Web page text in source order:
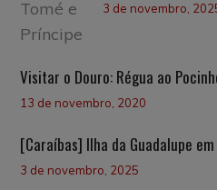
3 de novembro,
Visitar o Douro: Régua ao
13 de novembro, 2020
[Caraíbas] Ilha da Guadalupe em
3 de novembro, 2025